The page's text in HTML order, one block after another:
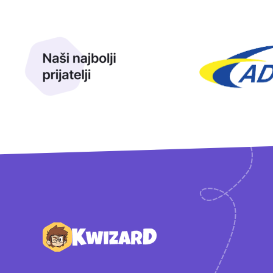
Podnožje